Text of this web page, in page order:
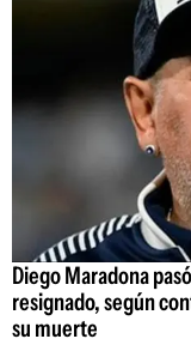
Diego Maradona
resignado, según
su muerte